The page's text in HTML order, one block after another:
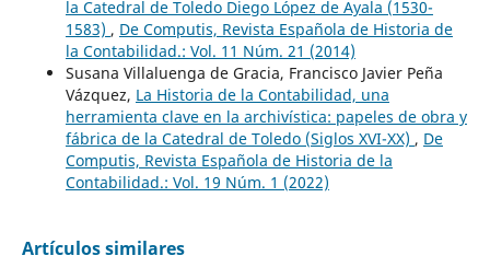
la Catedral de Toledo Diego López de Ayala (1530-
1583) , De Computis, Revista Española de Historia de
la Contabilidad.: Vol. 11 Núm. 21 (2014)
Susana Villaluenga de Gracia, Francisco Javier Peña
Vázquez, La Historia de la Contabilidad, una
herramienta clave en la archivística: papeles de obra y
fábrica de la Catedral de Toledo (Siglos XVI-XX) , De
Computis, Revista Española de Historia de la
Contabilidad.: Vol. 19 Núm. 1 (2022)
Artículos similares